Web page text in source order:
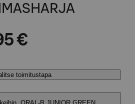
€
toimitustapa